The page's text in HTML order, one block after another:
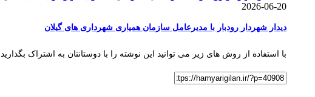
2026-06-20
دیدار شهردار رودبار با مدیرعامل سازمان همیاری شهرداری های گیلان
با استفاده از روش های زیر می توانید این نوشته را با دوستانتان به اشتراک بگذارید